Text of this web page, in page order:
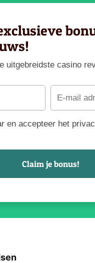
uitgebreidste casino
en accepteer het